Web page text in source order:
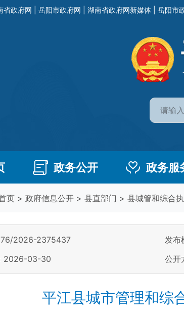
省政府网 岳阳市政府网 湖南省政府网新媒体 岳阳市
政务公开 政务服
页 > 政府信息公开 > 县直部门 > 县城管和综合
76/2026-2375437 发布
2026-03-30
公开
平江县城市管理和综